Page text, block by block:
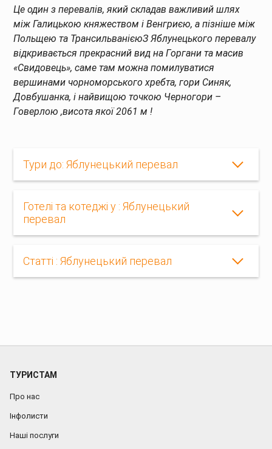
Це один з перевалів, який складав важливий шлях
між Галицькою княжеством і Венгриєю, а пізніше між
Польщею та ТрансильванієюЗ Яблунецького перевалу
відкривається прекрасний вид на Горгани та масив
«Свидовець», саме там можна помилуватися
вершинами чорноморського хребта, гори Синяк,
Довбушанка, і найвищою точкою Черногори –
Говерлою ,висота якої 2061 м !
Тури до: Яблунецький перевал
Готелі та котеджі у : Яблунецький
перевал
Статті : Яблунецький перевал
ТУРИСТАМ
Про нас
Інфолисти
Наші послуги